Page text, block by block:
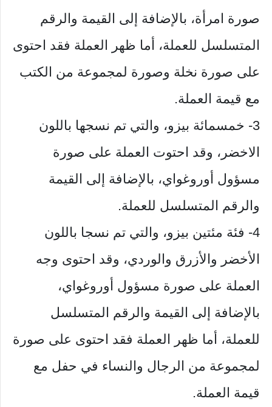
صورة امرأة، بالإضافة إلى القيمة والرقم
المتسلسل للعملة، أما ظهر العملة فقد احتوى
على صورة نخلة وصورة لمجموعة من الكتب
مع قيمة العملة.
3- خمسمائة بيزو، والتي تم نسجها باللون
الاخضر، وقد احتوت العملة على صورة
مسؤول أوروغواي، بالإضافة إلى القيمة
والرقم المتسلسل للعملة.
4- فئة مئتين بيزو، والتي تم نسجا باللون
الأخضر والأزرق والوردي، وقد احتوى وجه
العملة على صورة مسؤول أوروغواي،
بالإضافة إلى القيمة والرقم المتسلسل
للعملة، أما ظهر العملة فقد احتوى على صورة
لمجموعة من الرجال والنساء في حفل مع
قيمة العملة.